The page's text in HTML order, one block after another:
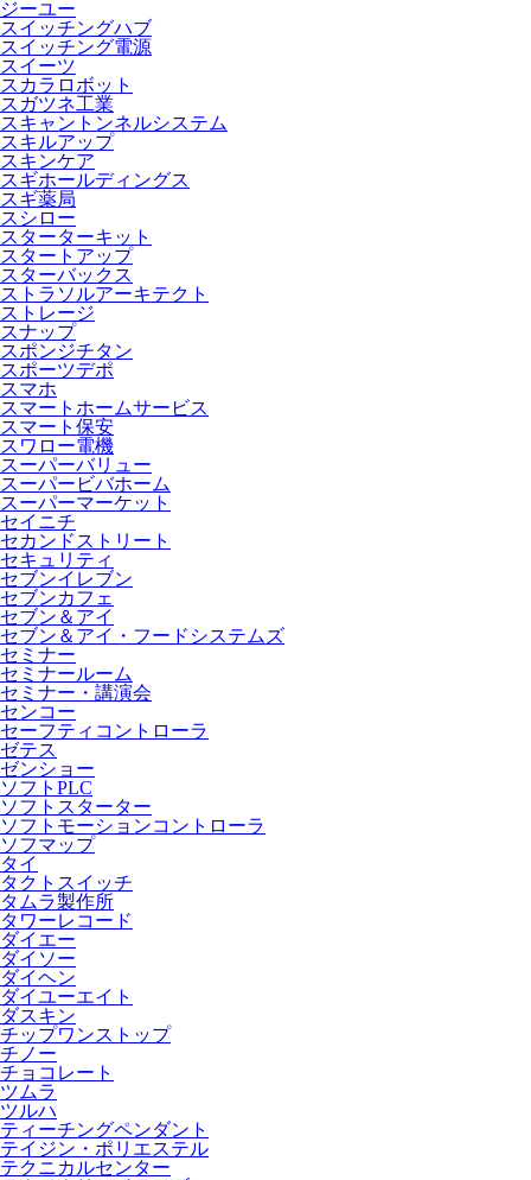
ジーユー
スイッチングハブ
スイッチング電源
スイーツ
スカラロボット
スガツネ工業
スキャントンネルシステム
スキルアップ
スキンケア
スギホールディングス
スギ薬局
スシロー
スターターキット
スタートアップ
スターバックス
ストラソルアーキテクト
ストレージ
スナップ
スポンジチタン
スポーツデポ
スマホ
スマートホームサービス
スマート保安
スワロー電機
スーパーバリュー
スーパービバホーム
スーパーマーケット
セイニチ
セカンドストリート
セキュリティ
セブンイレブン
セブンカフェ
セブン＆アイ
セブン＆アイ・フードシステムズ
セミナー
セミナールーム
セミナー・講演会
センコー
セーフティコントローラ
ゼテス
ゼンショー
ソフトPLC
ソフトスターター
ソフトモーションコントローラ
ソフマップ
タイ
タクトスイッチ
タムラ製作所
タワーレコード
ダイエー
ダイソー
ダイヘン
ダイユーエイト
ダスキン
チップワンストップ
チノー
チョコレート
ツムラ
ツルハ
ティーチングペンダント
テイジン・ポリエステル
テクニカルセンター